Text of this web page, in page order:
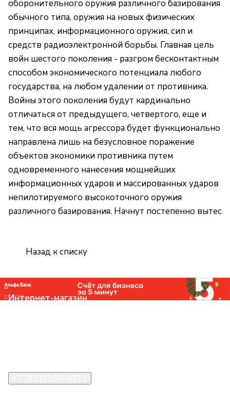
оборонительного оружия различного базирования
обычного типа, оружия на новых физических
принципах, информационного оружия, сил и
средств радиоэлектронной борьбы. Главная цель
войн шестого поколения - разгром бесконтактным
способом экономического потенциала любого
государства, на любом удалении от противника.
Войны этого поколения будут кардинально
отличаться от предыдущего, четвертого, еще и
тем, что вся мощь агрессора будет функционально
направлена лишь на безусловное поражение
объектов экономики противника путем
одновременного нанесения мощнейших
информационных ударов и массированных ударов
непилотируемого высокоточного оружия
различного базирования. Начнут постепенно вытес
Назад к списку
Интернет-магазин